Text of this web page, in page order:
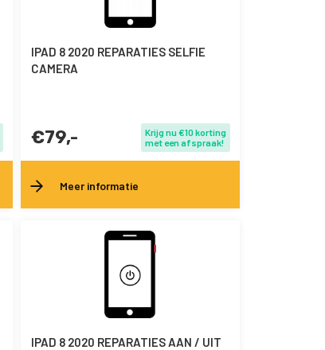
IPAD 8 2020 REPARATIES SELFIE
CAMERA
€79,-
Krijg nu €10 korting
met een afspraak!
Meer informatie
IPAD 8 2020 REPARATIES AAN / UIT